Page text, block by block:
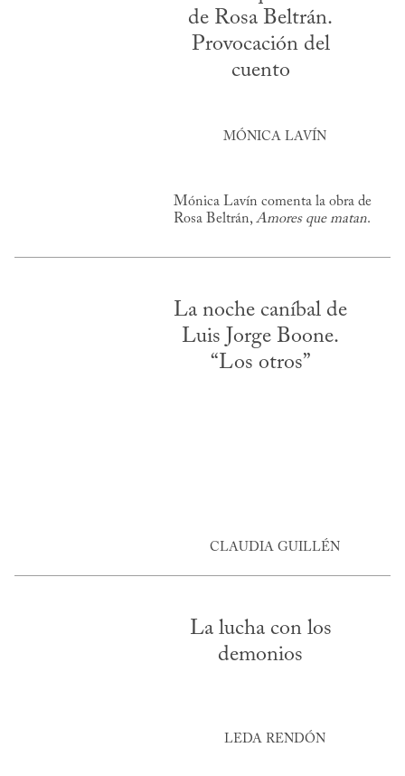
de Rosa Beltrán.
Provocación del
cuento
MÓNICA LAVÍN
Mónica Lavín comenta la obra de
Rosa Beltrán, Amores que matan.
La noche caníbal de
Luis Jorge Boone.
“Los otros”
CLAUDIA GUILLÉN
La lucha con los
demonios
LEDA RENDÓN